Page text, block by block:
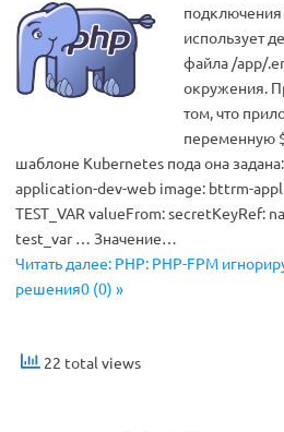
подключения
использует
файла /app/
окружения.
том, что
переменную
шаблоне Kubernetes пода она
application-dev-web image: bttrm-
TEST_VAR valueFrom: secretKeyRef:
test_var … Значение…
Читать далее: PHP: PHP-FPM
решения0 (0) »
22 total views